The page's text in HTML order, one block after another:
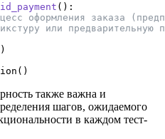
():
оформления заказа
или предварительную
также важна и
шагов, ожидаемого
в каждом тест-